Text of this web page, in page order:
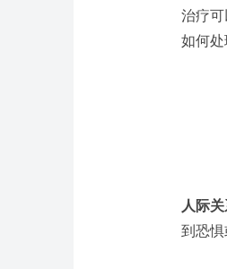
治疗
如何处
人际
到恐惧